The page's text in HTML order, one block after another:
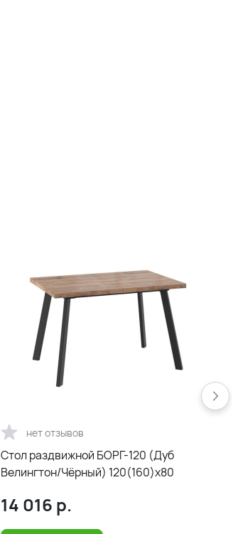
нет отзывов
Стол раздвижной БОРГ-120 (Дуб
Велингтон/Чёрный) 120(160)х80
14 016 р.